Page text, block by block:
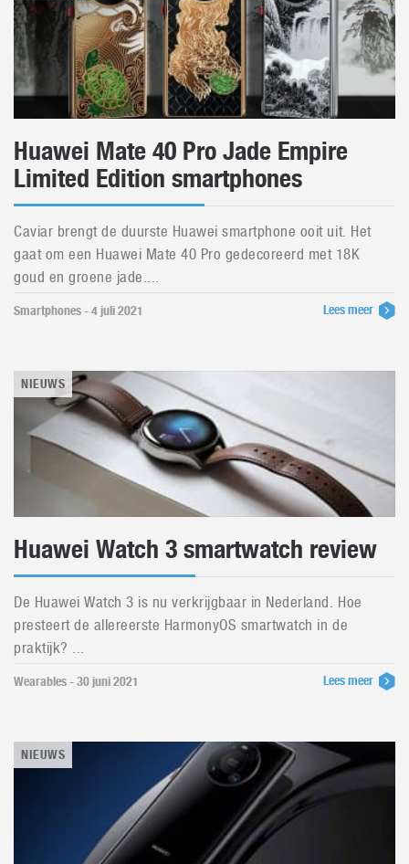
Huawei Mate 40 Pro Jade Empire
Limited Edition smartphones
Caviar brengt de duurste Huawei smartphone ooit uit. Het
gaat om een Huawei Mate 40 Pro gedecoreerd met 18K
goud en groene jade....
Smartphones - 4 juli 2021 Lees meer
NIEUWS
Huawei Watch 3 smartwatch review
De Huawei Watch 3 is nu verkrijgbaar in Nederland. Hoe
presteert de allereerste HarmonyOS smartwatch in de
praktijk? ...
Wearables - 30 juni 2021 Lees meer
NIEUWS